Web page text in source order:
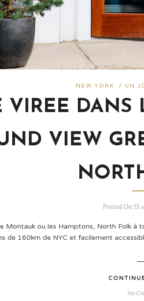
NEW YORK / UN
VIREE DANS
VIEW
Posted On 15
Montauk ou les Hamptons, North Folk à
de 160km de NYC et facilement
No